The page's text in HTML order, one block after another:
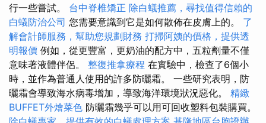
行一些嘗試。 台中脊椎矯正 除白蟻推薦，尋找值得信賴的
白蟻防治公司 您需要意識到它是如何散佈在皮膚上的。 了
解會計師服務，幫助您規劃財務 打掃阿姨的價格，提供透
明報價 例如，從更豐富，更奶油的配方中，五粒劑量不僅
意味著液體伴侶。 整復推拿療程 在實驗中，檢查了6個小
時，並作為普通人使用的許多防曬霜。 一些研究表明，防
曬霜會導致海水病毒增加，導致海洋環境狀況惡化。 精緻
BUFFET外燴菜色 防曬霜幾乎可以用可回收塑料包裝購買。